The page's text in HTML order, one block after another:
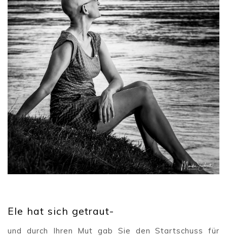
Ele hat sich getraut-
und durch Ihren Mut gab Sie den Startschuss für